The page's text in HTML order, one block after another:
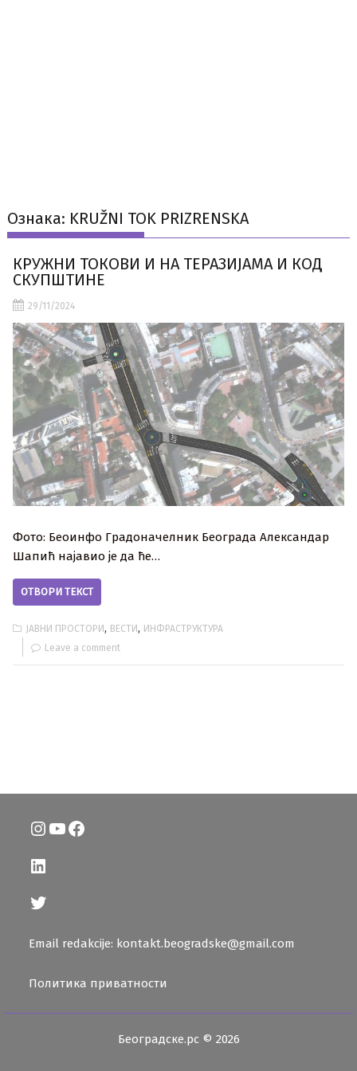
Ознака: KRUŽNI TOK PRIZRENSKA
КРУЖНИ ТОКОВИ И НА ТЕРАЗИЈАМА И КОД
СКУПШТИНЕ
29/11/2024
Фото: Беоинфо Градоначелник Београда Александар
Шапић најавио је да ће…
ОТВОРИ ТЕКСТ
ЈАВНИ ПРОСТОРИ, ВЕСТИ, ИНФРАСТРУКТУРА
Leave a comment
Instagram
YouTube
Facebook
LinkedIn
Twitter
Email redakcije: kontakt.beogradske@gmail.com
Политика приватности
Београдске.рс © 2026